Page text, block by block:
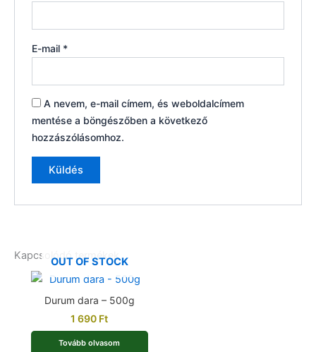
E-mail *
A nevem, e-mail címem, és weboldalcímem
mentése a böngészőben a következő
hozzászólásomhoz.
Kapcsolódó termékek
OUT OF STOCK
Durum dara – 500g
1 690 Ft
Tovább olvasom